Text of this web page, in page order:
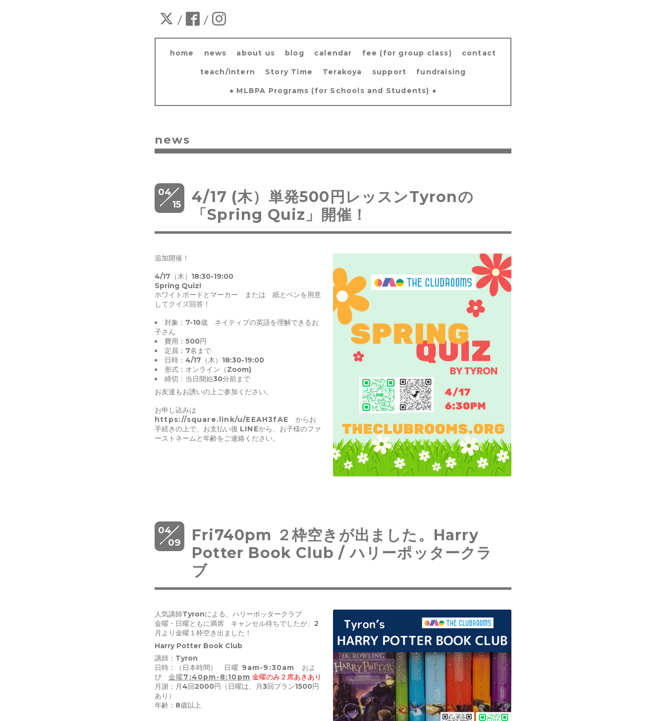
/ /
home news about us blog calendar fee (for group class) contact
teach/intern Story Time Terakoya support fundraising
● MLBPA Programs (for Schools and Students) ●
news
04
15
4/17 (木）単発500円レッスンTyronの
「Spring Quiz」開催！
追加開催！
4/17（木）18:30-19:00
Spring Quiz!
ホワイトボードとマーカー または 紙とペンを用意
してクイズ回答！
対象：7-10歳 ネイティブの英語を理解できるお
子さん
費用：500円
定員：7名まで
日時：4/17（木）18:30-19:00
形式：オンライン（Zoom)
締切：当日開始30分前まで
お友達もお誘いの上ご参加ください。
お申し込みは
https://square.link/u/EEAH3fAE からお
手続きの上で、お支払い後 LINEから、お子様のファ
ーストネームと年齢をご連絡ください。
04
09
Fri740pm ２枠空きが出ました。Harry
Potter Book Club / ハリーポッタークラ
ブ
人気講師Tyronによる、ハリーポッタークラブ
金曜・日曜ともに満席 キャンセル待ちでしたが、2
月より金曜１枠空き出ました！
Harry Potter Book Club
講師：Tyron
日時：（日本時間）
日曜 9am-9:30am およ
び 金曜7:40pm-8:10pm 金曜のみ２席あきあり
月謝：月4回2000円（日曜は、月3回プラン1500円
あり）
年齢：8歳以上